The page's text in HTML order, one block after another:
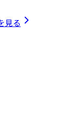
見る